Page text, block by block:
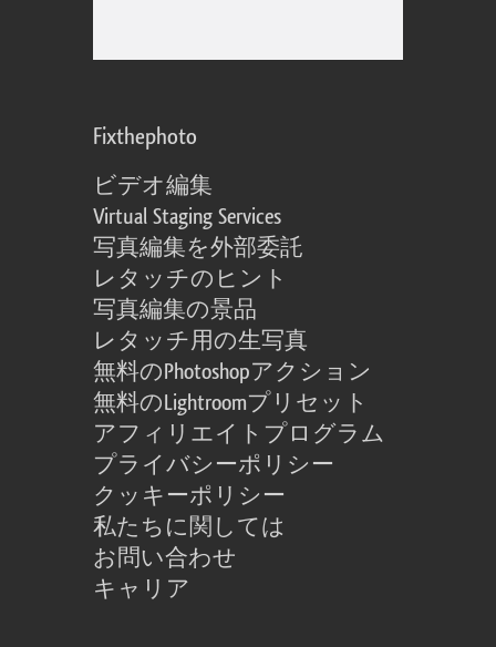
Fixthephoto
ビデオ編集
Virtual Staging Services
写真編集を外部委託
レタッチのヒント
写真編集の景品
レタッチ用の生写真
無料のPhotoshopアクション
無料のLightroomプリセット
アフィリエイトプログラム
プライバシーポリシー
クッキーポリシー
私たちに関しては
お問い合わせ
キャリア